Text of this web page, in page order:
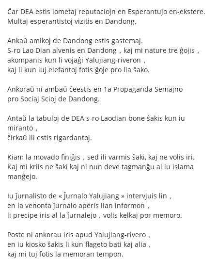
Ĉar DEA estis iometaj reputaciojn en Esperantujo en-ekstere.
Multaj esperantistoj vizitis en Dandong.
Ankaŭ amikoj de Dandong estis gastemaj.
S-ro Lao Dian alvenis en Dandong，kaj mi nature tre ĝojis，
akompanis kun li vojaĝi Yalujiang-riveron，
kaj li kun iuj elefantoj fotis ĝoje pro lia ŝako.
Ankoraŭ ni ambaŭ ĉeestis en 1a Propaganda Semajno
pro Sociaj Scioj de Dandong.
Antaŭ la tabuloj de DEA s-ro Laodian bone ŝakis kun iu
miranto，
ĉirkaŭ ili estis rigardantoj.
Kiam la movado finiĝis，sed ili varmis ŝaki, kaj ne volis iri.
Kaj mi kriis ne ŝaki kaj ni nun deve tagmanĝu al iu islama
manĝejo.
Iu ĵurnalisto de « Ĵurnalo Yalujiang » intervjuis lin，
en la venonta ĵurnalo aperis lian informon，
li precipe iris al la ĵurnalejo，volis kelkaj por memoro.
Poste ni ankorau iris apud Yalujiang-rivero，
en iu kiosko ŝakis li kun flageto bati kaj alia，
kaj mi tuj fotis la memoran tempon.